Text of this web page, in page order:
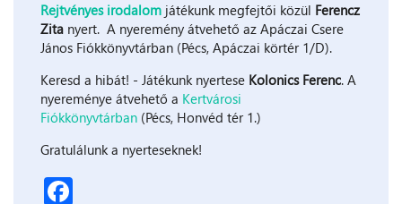
Rejtvényes irodalom játékunk megfejtői közül Ferencz
Zita nyert. A nyeremény átvehető az Apáczai Csere
János Fiókkönyvtárban (Pécs, Apáczai körtér 1/D).
Keresd a hibát! - Játékunk nyertese Kolonics Ferenc. A
nyereménye átvehető a Kertvárosi
Fiókkönyvtárban (Pécs, Honvéd tér 1.)
Gratulálunk a nyerteseknek!